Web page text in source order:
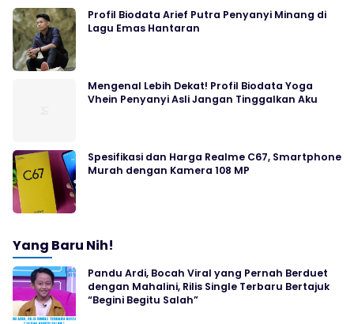
Profil Biodata Arief Putra Penyanyi Minang di
Lagu Emas Hantaran
Mengenal Lebih Dekat! Profil Biodata Yoga
Vhein Penyanyi Asli Jangan Tinggalkan Aku
Spesifikasi dan Harga Realme C67, Smartphone
Murah dengan Kamera 108 MP
Yang Baru Nih!
Pandu Ardi, Bocah Viral yang Pernah Berduet
dengan Mahalini, Rilis Single Terbaru Bertajuk
“Begini Begitu Salah”